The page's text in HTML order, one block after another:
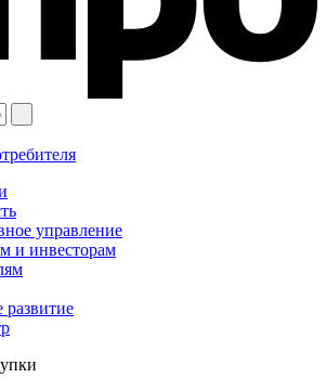
управление
и инвесторам
развитие